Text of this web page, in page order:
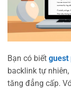
Bạn có biết guest
backlink tự
tăng đẳng cấp.